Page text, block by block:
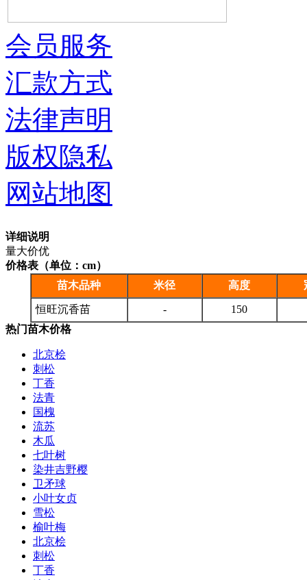
详细说明
量大价优
价格表（单位：cm）
苗木品种
米径 高度
恒旺沉香苗 -
150
热门苗木价格
北京桧
刺松
丁香
法青
国槐
流苏
木瓜
七叶树
染井吉野樱
卫矛球
小叶女贞
雪松
榆叶梅
北京桧
刺松
丁香
会员服务
汇款方式
法律声明
版权隐私
网站地图